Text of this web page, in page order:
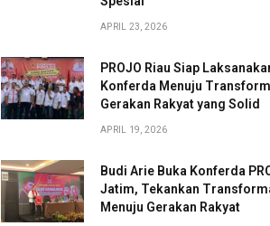
APRIL 23, 2026
PROJO Riau Siap
Konferda Menuju
Gerakan Rakyat yang Solid
APRIL 19, 2026
Budi Arie Buka Konferda
Jatim, Tekankan
Menuju Gerakan Rakyat